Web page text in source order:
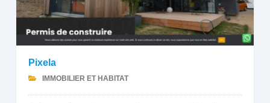
Pixela
IMMOBILIER ET HABITAT